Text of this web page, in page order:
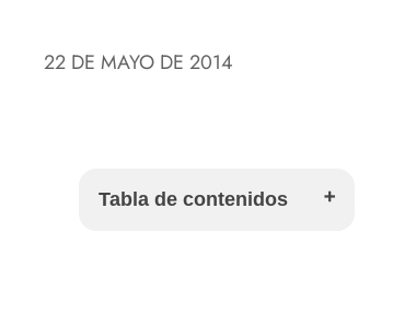
22 DE MAYO DE 2014
Tabla de contenidos